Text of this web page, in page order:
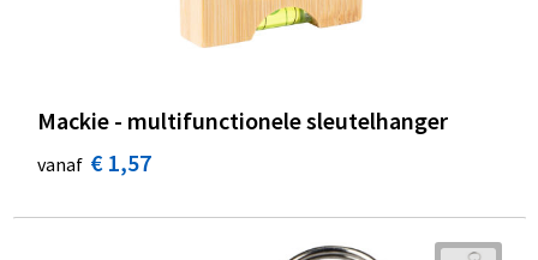
Mackie - multifunctionele sleutelhanger
vanaf € 1,57